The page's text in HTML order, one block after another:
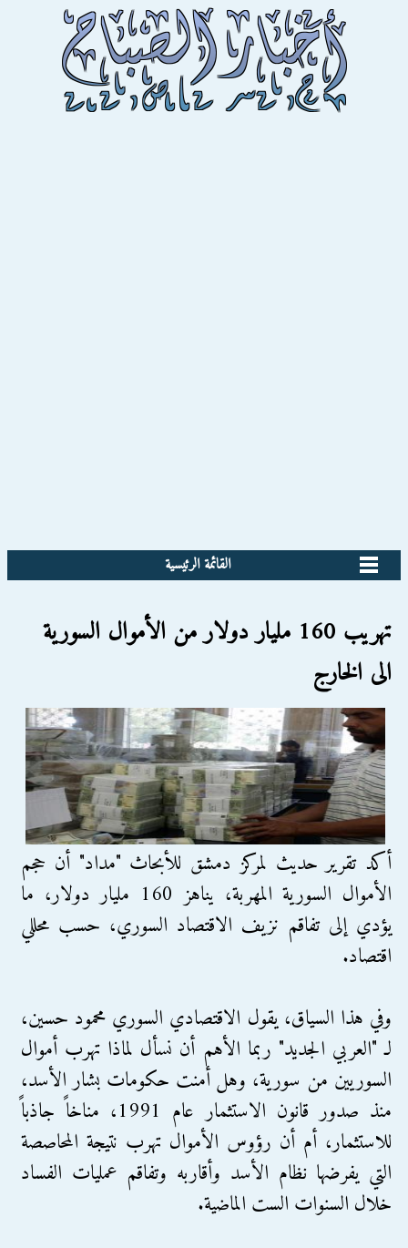
القائمة الرئيسية
تهريب 160 مليار دولار من الأموال السورية
الى الخارج
أكد تقرير حديث لمركز دمشق للأبحاث "مداد" أن حجم
الأموال السورية المهربة، يناهز 160 مليار دولار، ما
يؤدي إلى تفاقم نزيف الاقتصاد السوري، حسب محللي
اقتصاد.
وفي هذا السياق، يقول الاقتصادي السوري محمود حسين،
لـ "العربي الجديد" ربما الأهم أن نسأل لماذا تهرب أموال
السوريين من سورية، وهل أمنت حكومات بشار الأسد،
منذ صدور قانون الاستثمار عام 1991، مناخاً جاذباً
للاستثمار، أم أن رؤوس الأموال تهرب نتيجة المحاصصة
التي يفرضها نظام الأسد وأقاربه وتفاقم عمليات الفساد
خلال السنوات الست الماضية.